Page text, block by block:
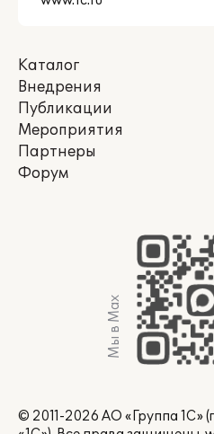
Каталог
Внедрения
Публикации
Мероприятия
Партнеры
Форум
Мы в Max
© 2011-2026 АО «Группа